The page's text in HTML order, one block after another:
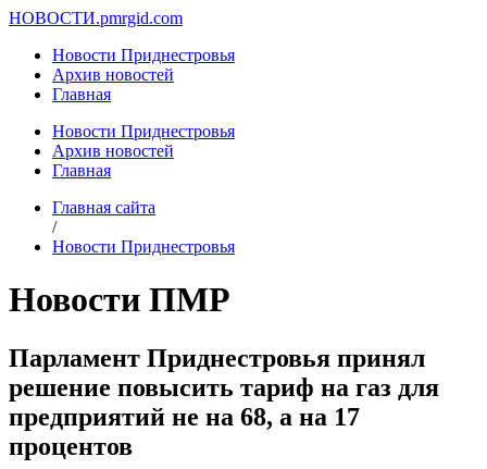
НОВОСТИ.pmrgid.com
Новости Приднестровья
Архив новостей
Главная
Новости Приднестровья
Архив новостей
Главная
Главная сайта
/
Новости Приднестровья
Новости ПМР
Парламент Приднестровья принял
решение повысить тариф на газ для
предприятий не на 68, а на 17
процентов